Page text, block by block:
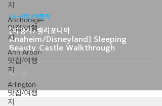
지
Anchorage-
맛집/여행
지
Ann Arbor-
맛집/여행
지
Arlington-
맛집/여행
지
[여행지/캘리포니아
Anaheim/Disneyland] Sleeping
Beauty Castle Walkthrough
LA-맛집/여행지